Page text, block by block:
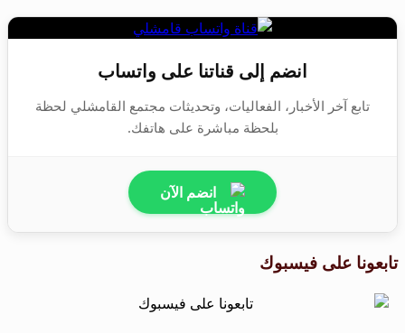
انضم إلى قناتنا على واتساب
تابع آخر الأخبار، الفعاليات، وتحديثات مجتمع القامشلي لحظة
بلحظة مباشرة على هاتفك.
انضم الآن
تابعونا على فيسبوك